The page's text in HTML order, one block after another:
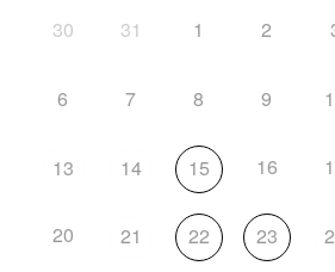
30 31 1 2
6 7 8 9
13 14 15 16
20 21 22 23